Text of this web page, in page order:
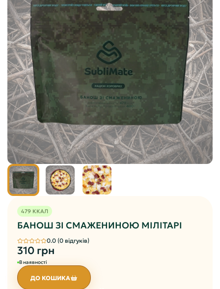
479 ККАЛ
БАНОШ ЗІ СМАЖЕНИНОЮ МІЛІТАРІ
0.0 (0 відгуків)
310 грн
В наявності
ДО КОШИКА